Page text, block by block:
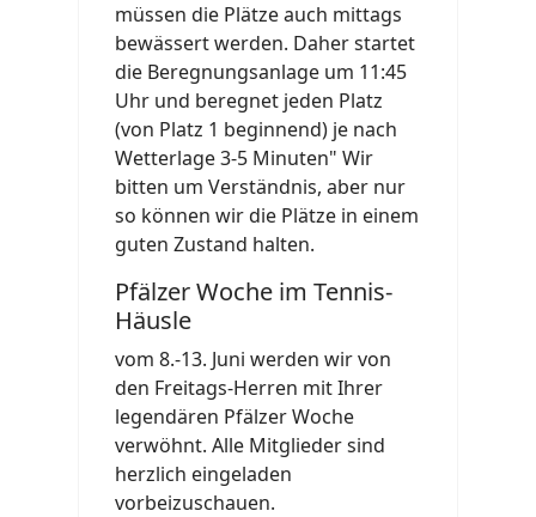
müssen die Plätze auch mittags
bewässert werden. Daher startet
die Beregnungsanlage um 11:45
Uhr und beregnet jeden Platz
(von Platz 1 beginnend) je nach
Wetterlage 3-5 Minuten" Wir
bitten um Verständnis, aber nur
so können wir die Plätze in einem
guten Zustand halten.
Pfälzer Woche im Tennis-
Häusle
vom 8.-13. Juni werden wir von
den Freitags-Herren mit Ihrer
legendären Pfälzer Woche
verwöhnt. Alle Mitglieder sind
herzlich eingeladen
vorbeizuschauen.